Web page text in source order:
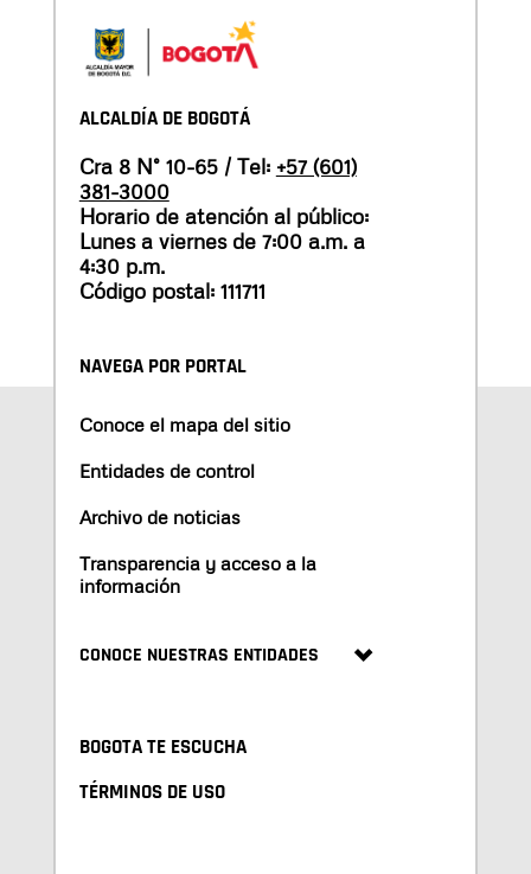
ALCALDÍA DE BOGOTÁ
Cra 8 N° 10-65 / Tel: +57 (601)
381-3000
Horario de atención al público:
Lunes a viernes de 7:00 a.m. a
4:30 p.m.
Código postal: 111711
NAVEGA POR PORTAL
Conoce el mapa del sitio
Entidades de control
Archivo de noticias
Transparencia y acceso a la
información
CONOCE NUESTRAS ENTIDADES
BOGOTA TE ESCUCHA
TÉRMINOS DE USO